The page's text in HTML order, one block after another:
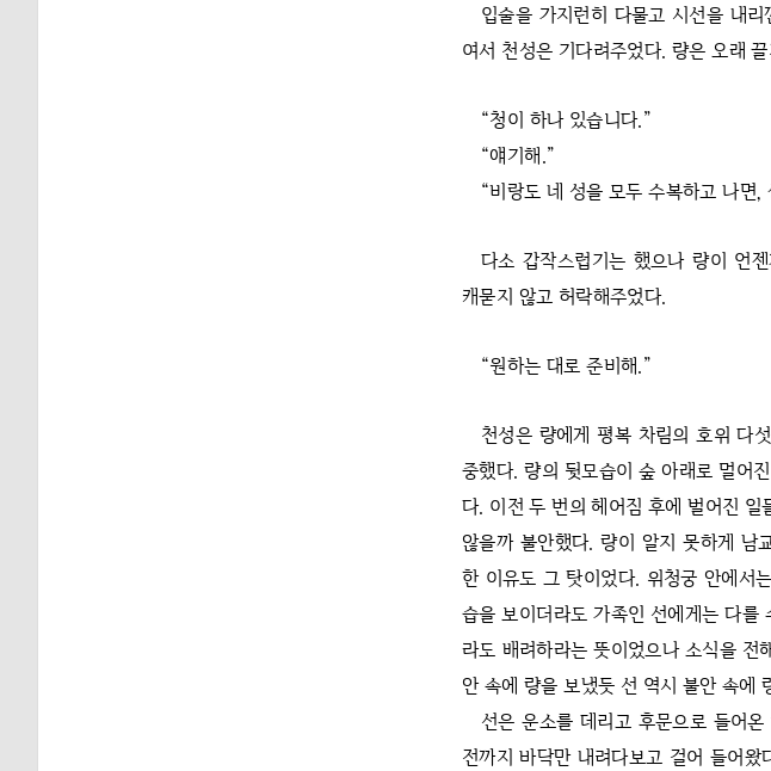
입술을 가지런히 다물고 시선을 내
여서 천성은 기다려주었다. 량은 오래
“청이 하나 있습니다.”
“얘기해.”
“비랑도 네 성을 모두 수복하고 나면
다소 갑작스럽기는 했으나 량이 언
캐묻지 않고 허락해주었다.
“원하는 대로 준비해.”
천성은 량에게 평복 차림의 호위 다
중했다. 량의 뒷모습이 숲 아래로 멀어
다. 이전 두 번의 헤어짐 후에 벌어진
않을까 불안했다. 량이 알지 못하게 남
한 이유도 그 탓이었다. 위청궁 안에서
습을 보이더라도 가족인 선에게는 다를
라도 배려하라는 뜻이었으나 소식을
안 속에 량을 보냈듯 선 역시 불안 속에
선은 운소를 데리고 후문으로 들어
전까지 바닥만 내려다보고 걸어 들어